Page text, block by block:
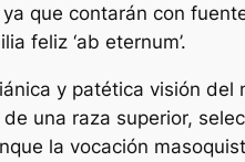
que contarán con
feliz ‘ab eternum’.
y patética visión
una raza superior,
la vocación